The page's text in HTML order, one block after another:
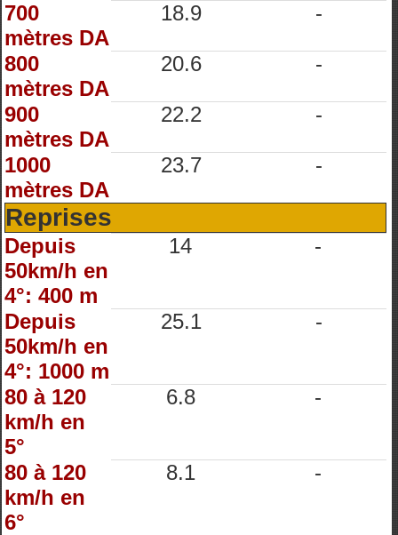
700
mètres DA
18.9 -
800
mètres DA
20.6 -
900
mètres DA
22.2 -
1000
mètres DA
23.7 -
Reprises
Depuis
50km/h en
4°: 400 m
14 -
Depuis
50km/h en
4°: 1000 m
25.1 -
80 à 120
km/h en
5°
6.8 -
80 à 120
km/h en
6°
8.1 -